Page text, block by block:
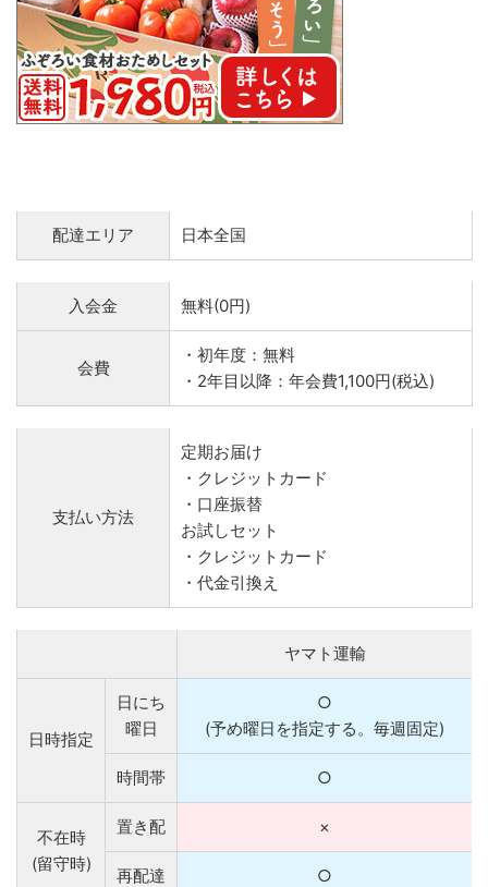
配達エリア 日本全国
入会金 無料(0円)
会費
・初年度：無料
・2年目以降：年会費1,100円(税込)
支払い方法
定期お届け
・クレジットカード
・口座振替
お試しセット
・クレジットカード
・代金引換え
ヤマト運輸
日時指定
日にち
曜日
○
(予め曜日を指定する。毎週固定)
時間帯 ○
不在時
(留守時)
置き配 ×
再配達 ○